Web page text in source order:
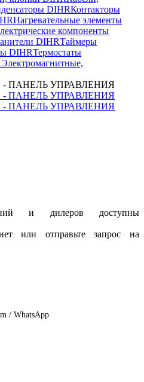
DIHRКонтакторы
Нагревательные элементы
компоненты
DIHRТаймеры
DIHRТермостаты
Электромагнитные,
- ПАНЕЛЬ УПРАВЛЕНИЯ
и дилеров доступны
или отправьте запрос на
/ WhatsApp